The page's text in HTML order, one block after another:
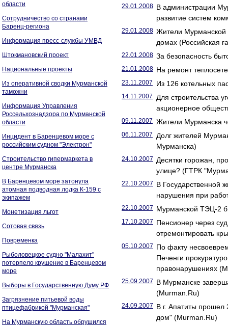
области
Сотрудничество со странами
Баренц-региона
Информация пресс-службы УМВД
Штокмановский проект
Национальные проекты
Из оперативной сводки Мурманской
таможни
Информация Управления
Россельхознадзора по Мурманской
области
Инцидент в Баренцевом море с
российским судном "Электрон"
Строительство гипермаркета в
центре Мурманска
В Баренцевом море затонула
атомная подводная лодка К-159 с
экипажем
Монетизация льгот
Сотовая связь
Повременка
Рыболовецкое судно "Малахит"
потерпело крушение в Баренцевом
море
Выборы в Государственную Думу РФ
Загрязнение питьевой воды
птицефабрикой "Мурманская"
На Мурманскую область обрушился
29.01.2008 В администрации
развитие систем
29.01.2008 Жители Мурманской
домах (Российская
22.01.2008 За безопасность
21.01.2008 На ремонт
23.11.2007 Из 126 котельных
14.11.2007
Для строительства
акционерное
09.11.2007 Жители Мурманска
06.11.2007
Долг жителей
Мурманска)
24.10.2007 Десятки горожан,
улице? (ГТРК
22.10.2007 В Государственной
нарушения при
22.10.2007 Мурманской ТЭЦ-2
17.10.2007 Пенсионер через
отремонтировать
05.10.2007 По факту
Печенги
правонарушениях
25.09.2007 В Мурманске
(Murman.Ru)
24.09.2007 В г. Апатиты
дом" (Murman.Ru)